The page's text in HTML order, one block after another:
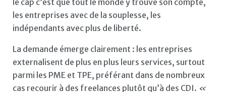
le cap c’est que tout le monde y trouve son compte,
les entreprises avec de la souplesse, les
indépendants avec plus de liberté.
La demande émerge clairement : les entreprises
externalisent de plus en plus leurs services, surtout
parmi les PME et TPE, préférant dans de nombreux
cas recourir à des freelances plutôt qu’à des CDI. «